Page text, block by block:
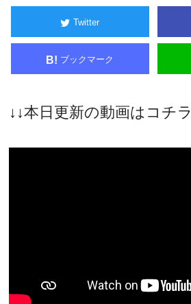
Twitter
B! ブックマーク
↓↓本日更新の動画はコチラ